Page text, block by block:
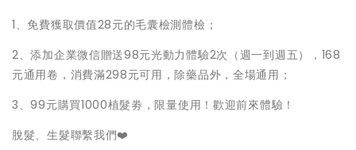
1、免費獲取價值28元的毛囊檢測體檢；
2、添加企業微信贈送98元光動力體驗2次（週一到週五），168
元通用卷，消費滿298元可用，除藥品外，全場通用；
3、99元購買1000植髮劵，限量使用！歡迎前來體驗！
脫髮、生髮聯繫我們❤️